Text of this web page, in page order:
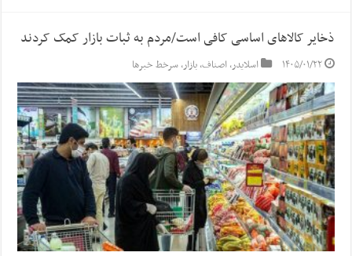
ذخایر کالاهای اساسی کافی است/مردم به ثبات بازار کمک کردند
۱۴۰۵/۰۱/۲۲ اسلایدر,اصناف,بازار,سرخط خبرها